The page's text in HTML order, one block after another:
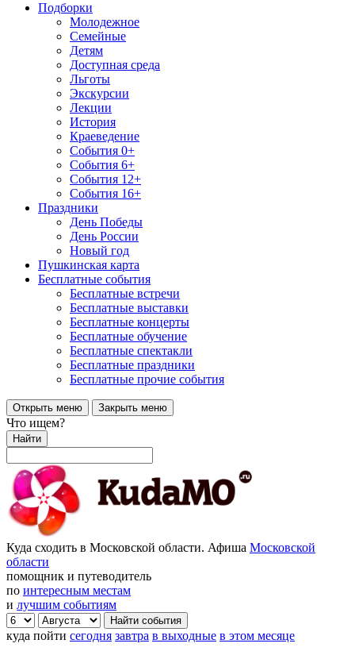
Подборки
Молодежное
Семейные
Детям
Доступная среда
Льготы
Экскурсии
Лекции
История
Краеведение
События 0+
События 6+
События 12+
События 16+
Праздники
День Победы
День России
Новый год
Пушкинская карта
Бесплатные события
Бесплатные встречи
Бесплатные выставки
Бесплатные концерты
Бесплатные обучение
Бесплатные спектакли
Бесплатные праздники
Бесплатные прочие события
Открыть меню Закрыть меню
Что ищем?
Найти
Куда сходить в Московской области. Афиша Московской
области
помощник и путеводитель
по интересным местам
и лучшим событиям
куда пойти сегодня завтра в выходные в этом месяце